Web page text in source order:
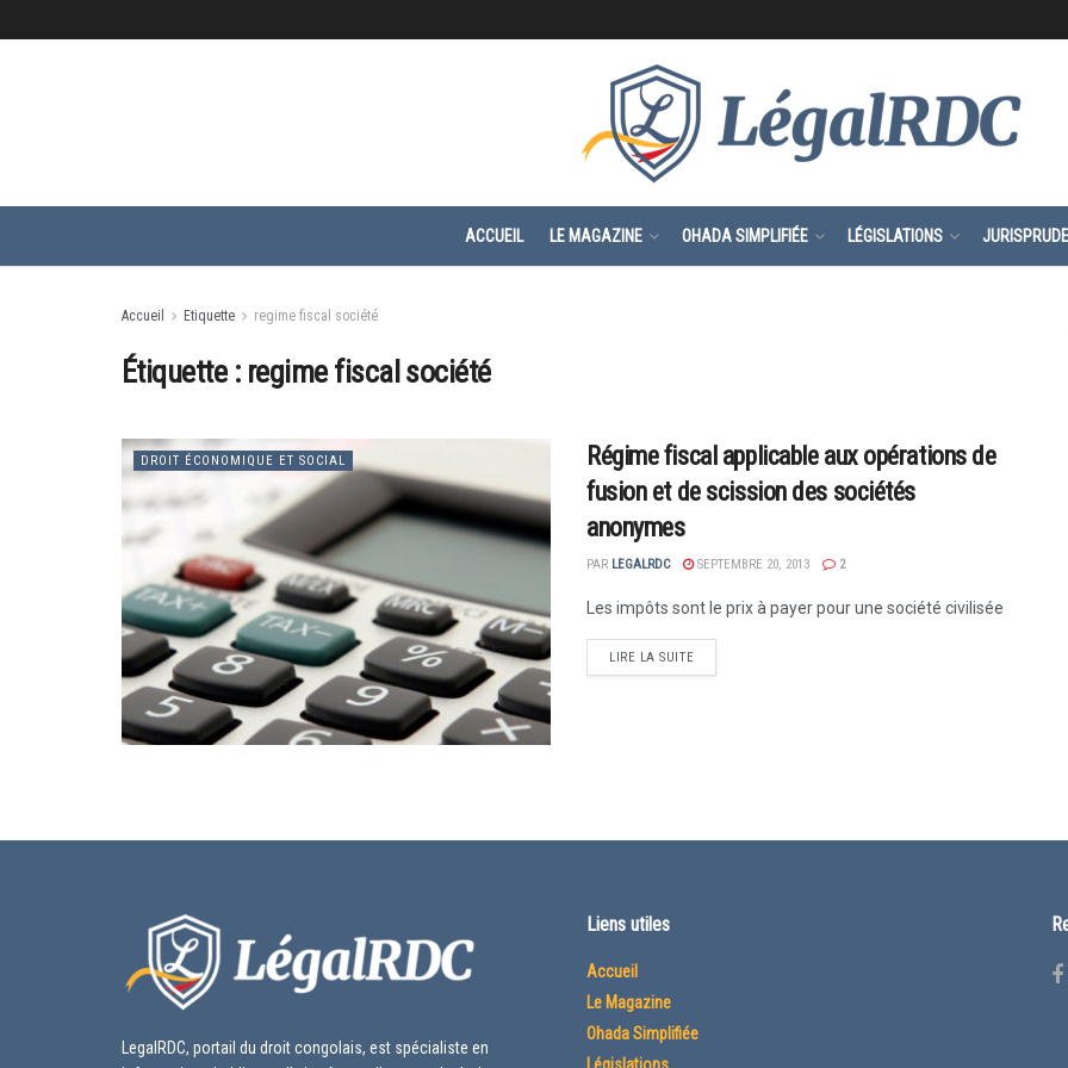
ACCUEIL LE MAGAZINE OHADA SIMPLIFIÉE LÉGISLATIONS
Accueil Etiquette regime fiscal société
Étiquette : regime fiscal société
DROIT ÉCONOMIQUE ET SOCIAL
Régime fiscal applicable aux opérations de
fusion et de scission des sociétés
anonymes
PAR LEGALRDC SEPTEMBRE 20, 2013 2
Les impôts sont le prix à payer pour une société civilisée
LIRE LA SUITE
LegalRDC, portail du droit congolais, est spécialiste en
Liens utiles
Accueil
Le Magazine
Ohada Simplifiée